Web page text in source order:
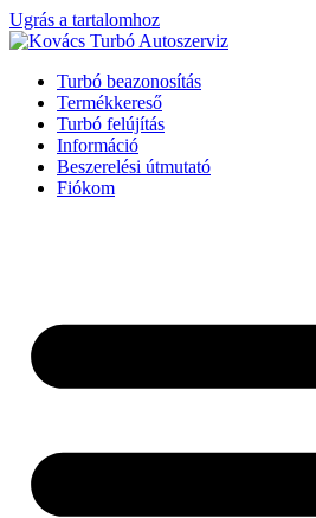
Ugrás a tartalomhoz
Turbó beazonosítás
Termékkereső
Turbó felújítás
Információ
Beszerelési útmutató
Fiókom